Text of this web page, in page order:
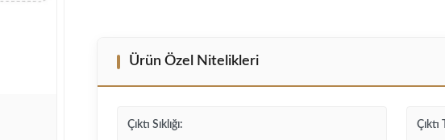
Ürün Özel Nitelikleri
Çıktı Sıklığı:
Çıktı